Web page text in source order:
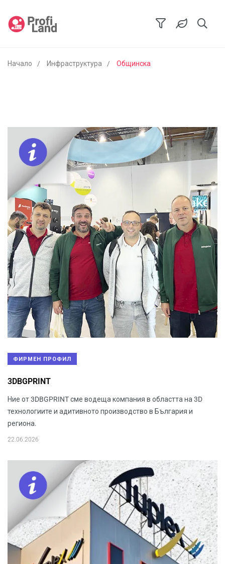
Начало Инфраструктура Общинска
ФИРМЕН ПРОФИЛ
3DBGPRINT
Ние от 3DBGPRINT сме водеща компания в областта на 3D
технологиите и адитивното производство в България и
региона.
22.06.2026